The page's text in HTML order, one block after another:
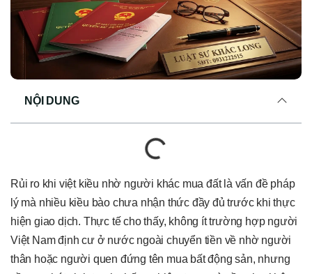
NỘI DUNG
Rủi ro khi việt kiều nhờ người khác mua đất là vấn đề pháp
lý mà nhiều kiều bào chưa nhận thức đầy đủ trước khi thực
hiện giao dịch. Thực tế cho thấy, không ít trường hợp người
Việt Nam định cư ở nước ngoài chuyển tiền về nhờ người
thân hoặc người quen đứng tên mua bất động sản, nhưng